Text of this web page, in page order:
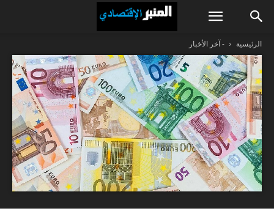
الرئيسية - آخر الأخبار